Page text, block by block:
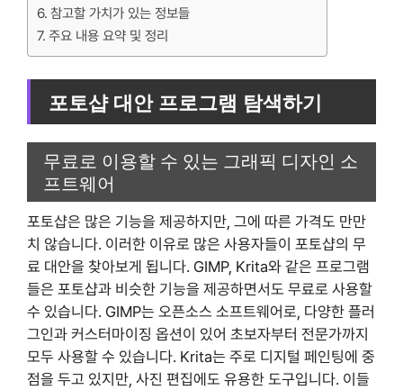
참고할 가치가 있는 정보들
주요 내용 요약 및 정리
포토샵 대안 프로그램 탐색하기
무료로 이용할 수 있는 그래픽 디자인 소
프트웨어
포토샵은 많은 기능을 제공하지만, 그에 따른 가격도 만만
치 않습니다. 이러한 이유로 많은 사용자들이 포토샵의 무
료 대안을 찾아보게 됩니다. GIMP, Krita와 같은 프로그램
들은 포토샵과 비슷한 기능을 제공하면서도 무료로 사용할
수 있습니다. GIMP는 오픈소스 소프트웨어로, 다양한 플러
그인과 커스터마이징 옵션이 있어 초보자부터 전문가까지
모두 사용할 수 있습니다. Krita는 주로 디지털 페인팅에 중
점을 두고 있지만, 사진 편집에도 유용한 도구입니다. 이들